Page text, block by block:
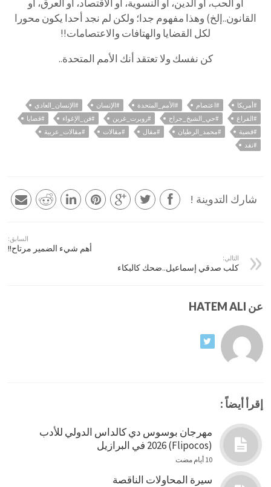
أو الحب، أو الدين، أو النسوية، أو الاقتصاد، أو العرق، أو
القانون..إلخ) وهذا مفهوم جدا؛ ولكن لم نجد أحدا يكون محورا
لكل القضايا والهتافات والاعتصامات!!
كن نفسك ولا تعتقد أنك الأمم المتحدة..
#أمريكا #اعتصام #الأمم_المتحدة #الإنسان
#الإنسان_العادي
#الفراغ
#حي_الشيخ_جراح #روبرت_غرين #فن_الإغواء
#قضايا
#قضية
#محمد_الرطيان #مقال #مقالات
#مقالات_عربية
#نقد
شارك التدوينة !
السابق:
أهم شيء الضمير مرتاح!!
التالي:
كلب صدقي إسماعيل..ضحك كالبكاء
عن HATEM ALI
إقرأ أيضاً :
مهرجان بوسوس دي كالداس الدولي للأدب
(Flipocos) 2026 في البرازيل
10 أيام مضت
سيرة المحاولات الناقصة